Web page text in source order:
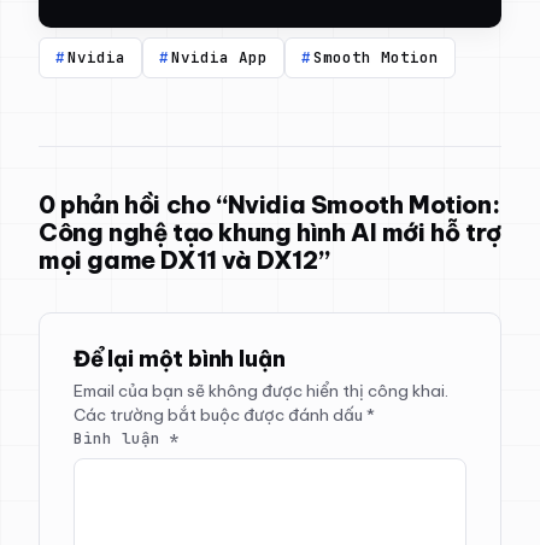
Nvidia Nvidia App Smooth Motion
0 phản hồi cho “Nvidia Smooth Motion:
Công nghệ tạo khung hình AI mới hỗ trợ
mọi game DX11 và DX12”
Để lại một bình luận
Email của bạn sẽ không được hiển thị công khai.
Các trường bắt buộc được đánh dấu *
Bình luận *